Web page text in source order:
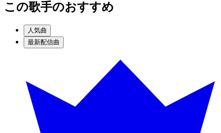
この歌手のおすすめ
人気曲
最新配信曲